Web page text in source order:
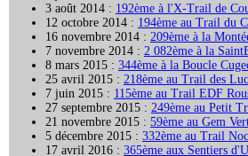
3 août 2014 : 192ème à l'X-Trail de
12 octobre 2014 : 194ème au Trail du
16 novembre 2014 : 209ème à la
7 novembre 2014 : 2 082ème à la
8 mars 2015 : 344ème à la Boucle
25 avril 2015 : 218ème au Trail des
7 juin 2015 : 115ème au Trail EDF
27 septembre 2015 : 249ème au Petit
21 novembre 2015 : 59ème au Gem
5 décembre 2015 : 332ème au Trail
17 avril 2016 : 365ème aux Sentiers